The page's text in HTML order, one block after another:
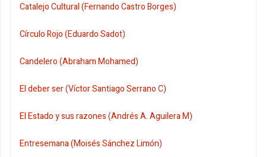
Catalejo Cultural (Fernando Castro Borges)
Círculo Rojo (Eduardo Sadot)
Candelero (Abraham Mohamed)
El deber ser (Víctor Santiago Serrano C)
El Estado y sus razones (Andrés A. Aguilera M)
Entresemana (Moisés Sánchez Limón)